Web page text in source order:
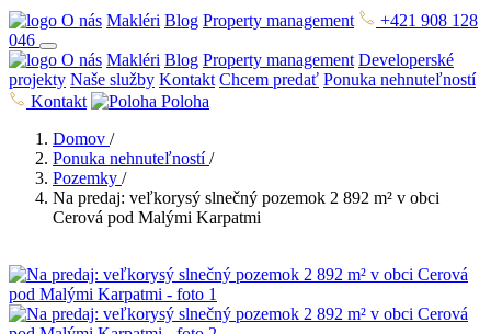
O nás Makléri Blog Property management
+421 908 128
046
O nás Makléri Blog Property management Developerské
projekty Naše služby Kontakt Chcem predať Ponuka nehnuteľností
Kontakt
Poloha
Domov /
Ponuka nehnuteľností /
Pozemky /
Na predaj: veľkorysý slnečný pozemok 2 892 m² v obci
Cerová pod Malými Karpatmi